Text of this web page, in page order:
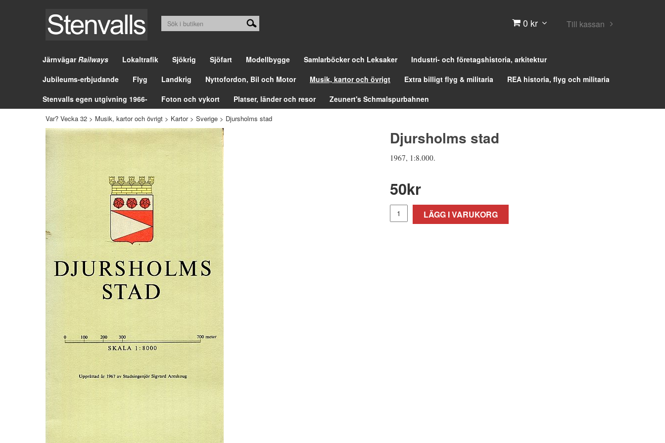
0 kr Till kassan
JärnvägarRailways Lokaltrafik Sjökrig Sjöfart Modellbygge Samlarböcker och Leksaker
Industri- och företagshistoria, arkitektur
Jubileums-erbjudande
Flyg Landkrig Nyttofordon, Bil och Motor Musik, kartor och övrigt Extra billigt flyg & militaria
REA historia, flyg och militaria
Stenvalls egen utgivning 1966-
Foton och vykort Platser, länder och resor Zeunert's Schmalspurbahnen
Var? Vecka 32 > Musik, kartor och övrigt > Kartor> Sverige > Djursholms stad
Djursholms stad
1967, 1:8.000.
50kr
LÄGG I VARUKORG